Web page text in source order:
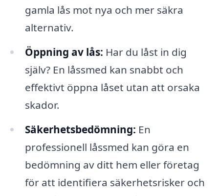
gamla lås mot nya och mer säkra
alternativ.
Öppning av lås: Har du låst in dig
själv? En låssmed kan snabbt och
effektivt öppna låset utan att orsaka
skador.
Säkerhetsbedömning: En
professionell låssmed kan göra en
bedömning av ditt hem eller företag
för att identifiera säkerhetsrisker och